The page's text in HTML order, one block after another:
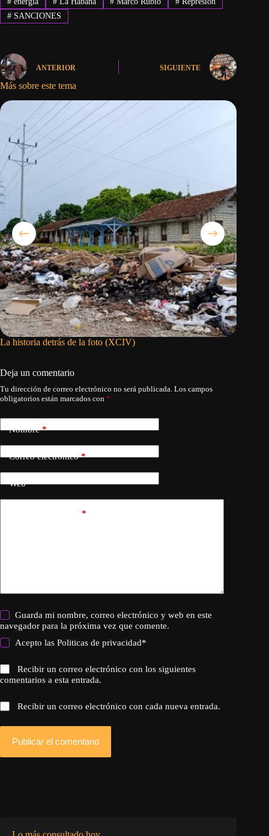
#SANCIONES
ANTERIOR SIGUIENTE
Más sobre este tema
La historia detrás de la foto (XCIV)
Deja un comentario
Tu dirección de correo electrónico no será publicada. Los campos
obligatorios están marcados con *
Nombre*
Correo electrónico*
Web
*
Guarda mi nombre, correo electrónico y web en este
navegador para la próxima vez que comente.
Acepto lasPoliticas de privacidad*
Recibir un correo electrónico con los siguientes
comentarios a esta entrada.
Recibir un correo electrónico con cada nueva entrada.
Publicar el comentario